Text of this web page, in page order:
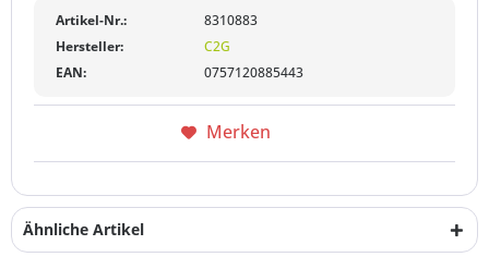
Artikel-Nr.:
8310883
Hersteller:
C2G
EAN:
0757120885443
Merken
Ähnliche Artikel